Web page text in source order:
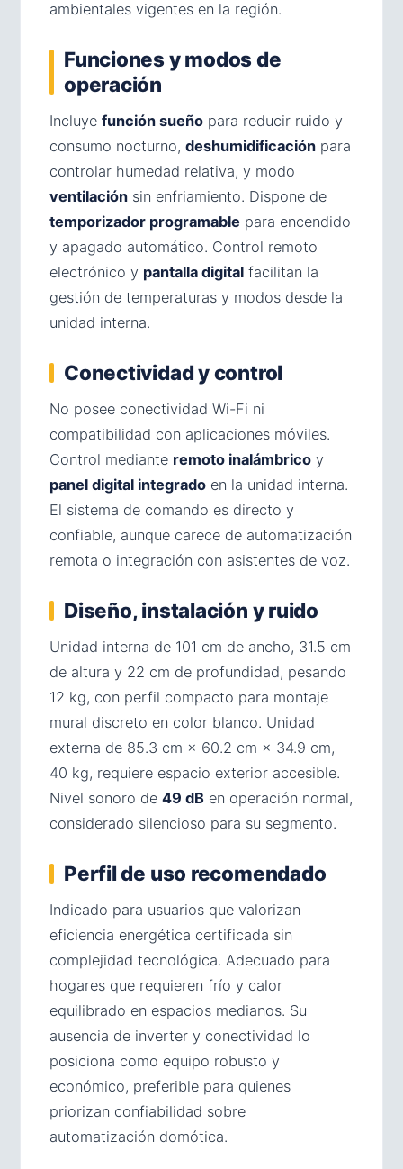
ambientales vigentes en la región.
Funciones y modos de
operación
Incluye función sueño para reducir ruido y
consumo nocturno, deshumidificación para
controlar humedad relativa, y modo
ventilación sin enfriamiento. Dispone de
temporizador programable para encendido
y apagado automático. Control remoto
electrónico y pantalla digital facilitan la
gestión de temperaturas y modos desde la
unidad interna.
Conectividad y control
No posee conectividad Wi-Fi ni
compatibilidad con aplicaciones móviles.
Control mediante remoto inalámbrico y
panel digital integrado en la unidad interna.
El sistema de comando es directo y
confiable, aunque carece de automatización
remota o integración con asistentes de voz.
Diseño, instalación y ruido
Unidad interna de 101 cm de ancho, 31.5 cm
de altura y 22 cm de profundidad, pesando
12 kg, con perfil compacto para montaje
mural discreto en color blanco. Unidad
externa de 85.3 cm × 60.2 cm × 34.9 cm,
40 kg, requiere espacio exterior accesible.
Nivel sonoro de 49 dB en operación normal,
considerado silencioso para su segmento.
Perfil de uso recomendado
Indicado para usuarios que valorizan
eficiencia energética certificada sin
complejidad tecnológica. Adecuado para
hogares que requieren frío y calor
equilibrado en espacios medianos. Su
ausencia de inverter y conectividad lo
posiciona como equipo robusto y
económico, preferible para quienes
priorizan confiabilidad sobre
automatización domótica.